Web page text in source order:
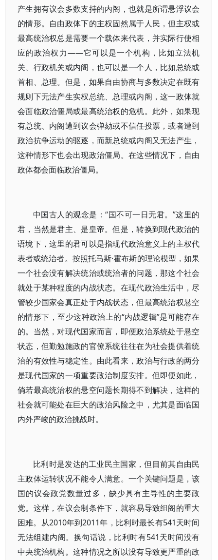
产生拥有议会多数支持的内阁，也就是所谓悬浮议会
的情形。自由政体下的主权固然属于人民，但主权或
最高统治权总是需要一个载体来代表，并实际行使相
应的政治权力——它可以是一个机构，比如立法机
关、行政机关或内阁，也可以是一个人，比如总统或
首相、总理。但是，如果自由协商与多数决定在既有
规则下无法产生实权总统、总理或内阁，这一政体就
会面临政治僵局或最高统治权的危机。此外，如果现
有总统、内阁遭到议会弹劾或不信任投票，或者遭到
政治抗争运动的驱逐，而新总统或内阁又无法产生，
这种情形下也会出现政治僵局。在这些情况下，自由
政体都会面临政治僵局。
中国古人的观念是：“国不可一日无君。”这里的
君，当然是君主、是皇帝。但是，转换到现代政治的
语境下，这里的君可以是指现代政治意义上的主权代
表者或统治者。按照托马斯·霍布斯的理论模型，如果
一个社会没有解决统治或统治者的问题，那这个社会
就处于某种程度的内战状态。在现代政治生活中，尽
管较少国家会真正处于内战状态，但最高统治权悬空
的情形下，至少这种政治上的“内战逻辑”是可能存在
的。当然，对现代国家而言，即便政治系统处于悬空
状态，但勤勉施政的官僚系统往往在为社会提供着统
治的有效性与稳定性。由此看来，政治与行政的两分
是现代国家的一项重要政治制度安排。但即便如此，
倘若最高统治权的悬空问题长期得不到解决，这样的
社会就可能处在巨大的政治风险之中，尤其是面临国
内外严峻的政治挑战时。
比利时是发达的工业民主国家，但目前其自由民
主政体运转状况不能令人满意。一个关键问题是，该
国的议会政党数量过多，缺少具有主导性的主要政
党。这样，在议会制条件下，就容易导致组阁的重大
困难。从2010年到2011年，比利时最长有541天时间
无法组建内阁。换句话说，比利时有541天时间没有
中央统治机构。这种情况之所以没有导致更严重的政